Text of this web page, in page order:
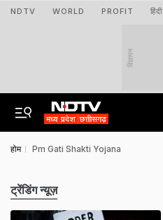
NDTV WORLD PROFIT हिंदी
विज्ञापन
होम Pm Gati Shakti Yojana
ट्रेंडिंग न्यूज़